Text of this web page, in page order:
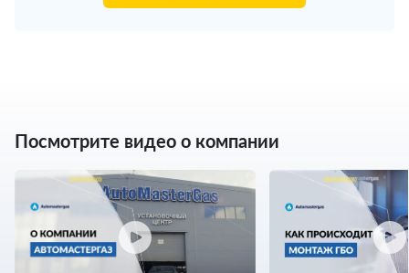
Посмотрите видео о компании